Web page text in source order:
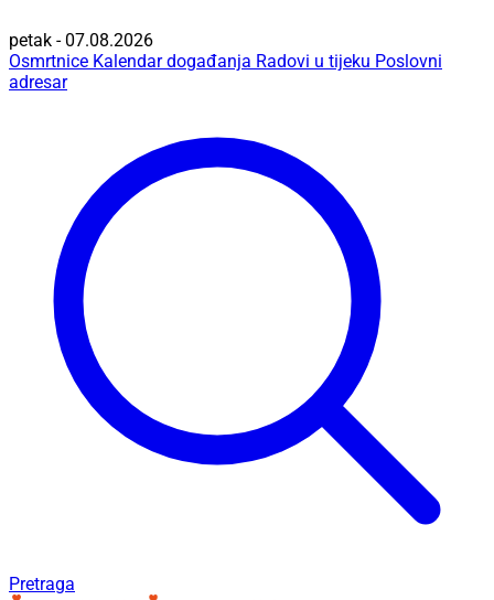
petak - 07.08.2026
Osmrtnice Kalendar događanja Radovi u tijeku Poslovni
adresar
Pretraga